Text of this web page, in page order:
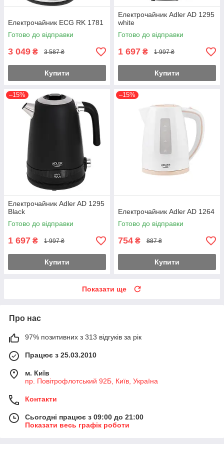
Електрочайник ECG RK 1781
Готово до відправки
3 049 ₴ 3 587 ₴
Купити
Електрочайник Adler AD 1295
white
Готово до відправки
1 697 ₴ 1 997 ₴
Купити
–15%
Електрочайник Adler AD 1295
Black
Готово до відправки
1 697 ₴ 1 997 ₴
Купити
–15%
Електрочайник Adler AD 1264
Готово до відправки
754 ₴ 887 ₴
Купити
Показати ще
Про нас
97% позитивних з 313 відгуків за рік
Працює з 25.03.2010
м. Київ
пр. Повітрофлотський 92Б, Київ, Україна
Контакти
Сьогодні працює з 09:00 до 21:00
Показати весь графік роботи